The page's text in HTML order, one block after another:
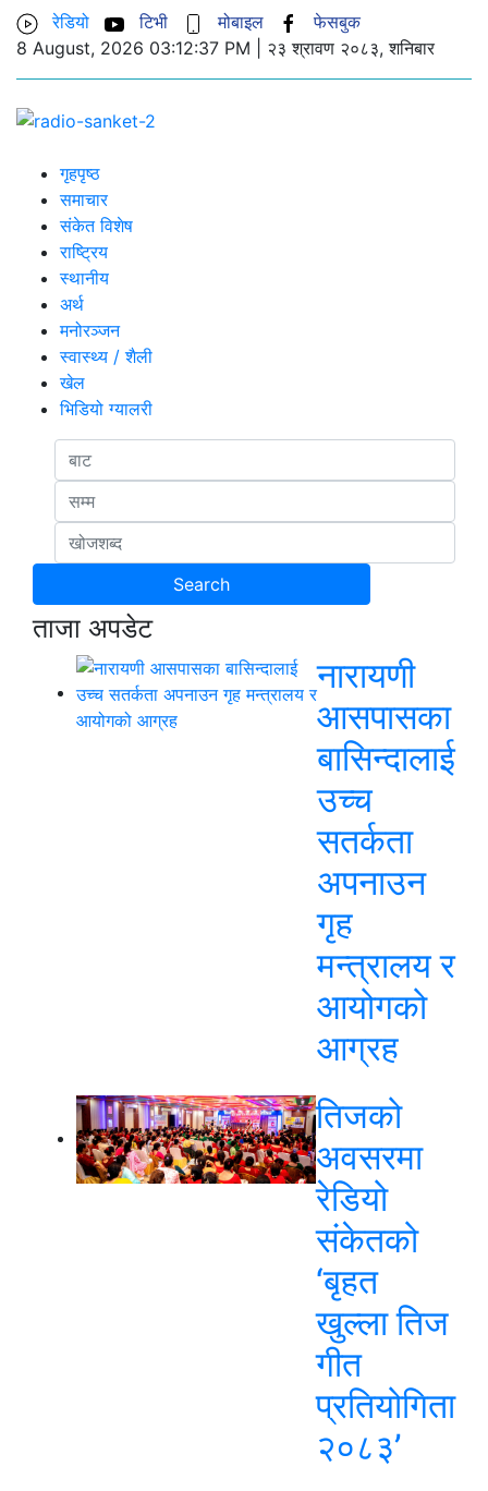
रेडियो टिभी मोबाइल
फेसबुक
8 August, 2026 03:12:37 PM | २३ श्रावण २०८३, शनिबार
गृहपृष्ठ
समाचार
संकेत विशेष
राष्ट्रिय
स्थानीय
अर्थ
मनोरञ्जन
स्वास्थ्य / शैली
खेल
भिडियो ग्यालरी
ताजा अपडेट
नारायणी
आसपासका
बासिन्दालाई
उच्च
सतर्कता
अपनाउन
गृह
मन्त्रालय र
आयोगको
आग्रह
तिजको
अवसरमा
रेडियो
संकेतको
‘बृहत
खुल्ला तिज
गीत
प्रतियोगिता
२०८३’